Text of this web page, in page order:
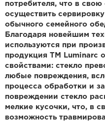
потребителя, что в свою
осуществить
обычного семейного
Благодаря новейшим
используются при
продукция ТМ Luminarc
свойствами: стекло
любые повреждения,
процесса обработки и
повреждении стекло
мелкие кусочки, что, в
возможность